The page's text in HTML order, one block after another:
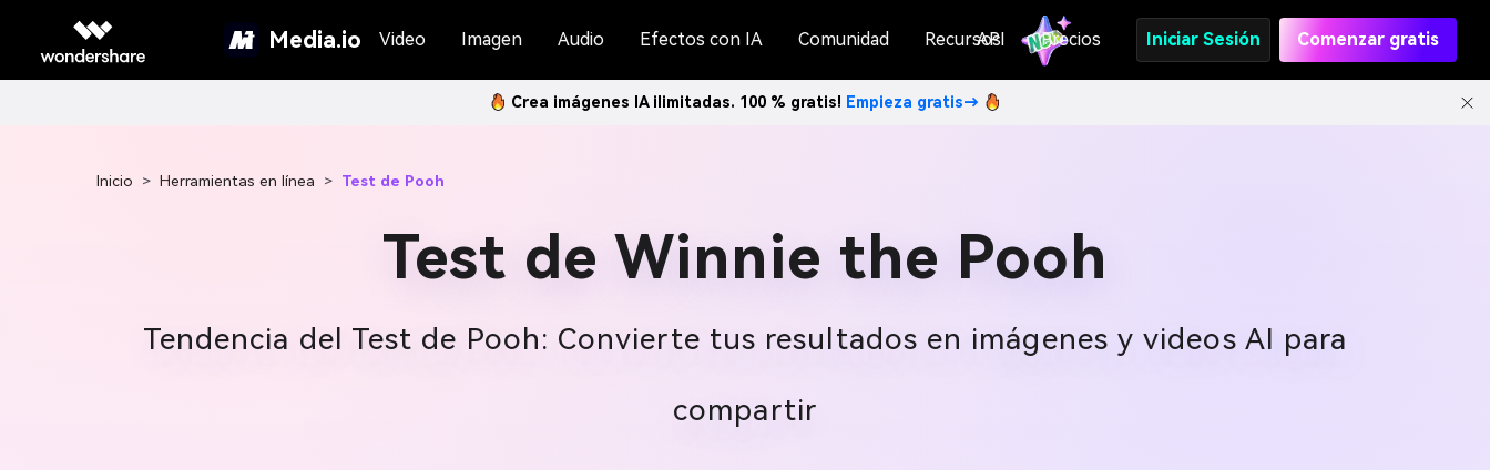
Media.io Video Imagen Audio Efectos con IA Comunidad Recursos
API Precios Iniciar Sesión Comenzar gratis
Crea imágenes IA ilimitadas. 100 % gratis! Empieza gratis→
Inicio > Herramientas en línea > Test de Pooh
Test de Winnie the Pooh
Tendencia del Test de Pooh: Convierte tus resultados en imágenes y videos AI para
compartir